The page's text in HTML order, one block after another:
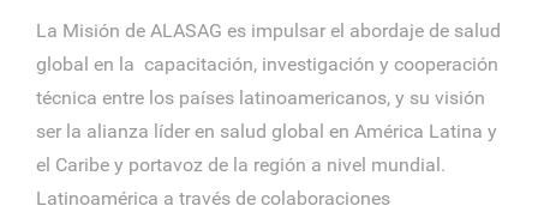
La Misión de ALASAG es impulsar el abordaje de salud
global en la capacitación, investigación y cooperación
técnica entre los países latinoamericanos, y su visión
ser la alianza líder en salud global en América Latina y
el Caribe y portavoz de la región a nivel mundial.
Latinoamérica a través de colaboraciones